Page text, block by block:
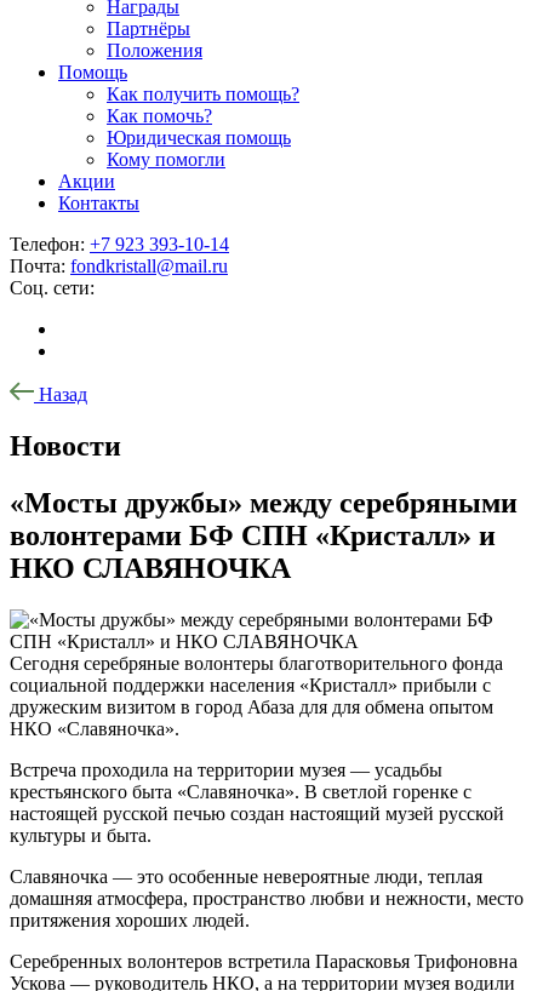
Награды
Партнёры
Положения
Помощь
Как получить помощь?
Как помочь?
Юридическая помощь
Кому помогли
Акции
Контакты
Телефон: +7 923 393-10-14
Почта: fondkristall@mail.ru
Соц. сети:
Назад
Новости
«Мосты дружбы» между серебряными
волонтерами БФ СПН «Кристалл» и
НКО СЛАВЯНОЧКА
Сегодня серебряные волонтеры благотворительного фонда
социальной поддержки населения «Кристалл» прибыли с
дружеским визитом в город Абаза для для обмена опытом
НКО «Славяночка».
Встреча проходила на территории музея — усадьбы
крестьянского быта «Славяночка». В светлой горенке с
настоящей русской печью создан настоящий музей русской
культуры и быта.
Славяночка — это особенные невероятные люди, теплая
домашняя атмосфера, пространство любви и нежности, место
притяжения хороших людей.
Серебренных волонтеров встретила Парасковья Трифоновна
Ускова — руководитель НКО, а на территории музея водили